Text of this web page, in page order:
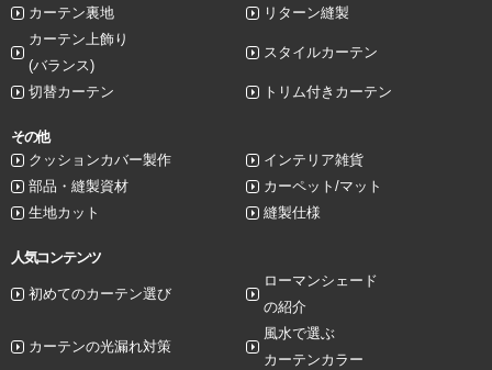
カーテン裏地
リターン縫製
カーテン上飾り
(バランス)
スタイルカーテン
切替カーテン トリム付きカーテン
その他
クッションカバー製作
インテリア雑貨
部品・縫製資材
カーペット/マット
生地カット
縫製仕様
人気コンテンツ
初めてのカーテン選び
ローマンシェード
の紹介
カーテンの光漏れ対策
風水で選ぶ
カーテンカラー